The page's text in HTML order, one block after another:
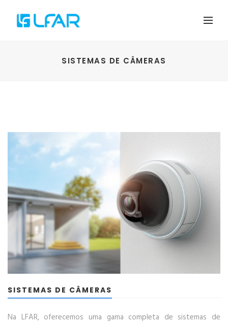
SISTEMAS DE CÂMERAS
SISTEMAS DE CÂMERAS
Na LFAR, oferecemos uma gama completa de sistemas de